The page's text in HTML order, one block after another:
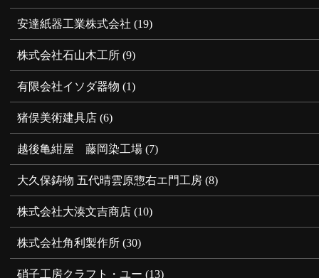
安達紙器工業株式会社 (19)
株式会社石山木工所 (9)
有限会社イソダ器物 (1)
猪俣美術建具店 (6)
越後亀紺屋 藤岡染工場 (7)
大久保鋳物 五代晴雲原惣右エ門工房 (8)
株式会社大湊文吉商店 (10)
株式会社角利製作所 (30)
硝子工房クラフト・ユー (13)